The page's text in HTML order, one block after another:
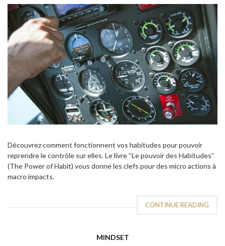
Découvrez comment fonctionnent vos habitudes pour pouvoir
reprendre le contrôle sur elles. Le livre “Le pouvoir des Habitudes”
(The Power of Habit) vous donne les clefs pour des micro actions à
macro impacts.
CONTINUE READING
MINDSET